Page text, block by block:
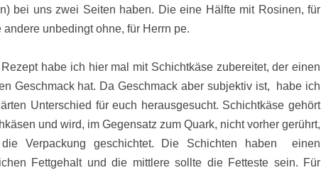
bei uns zwei Seiten haben. Die eine Hälfte mit Rosinen, für
andere unbedingt ohne, für Herrn pe.
habe ich hier mal mit Schichtkäse zubereitet, der einen
Geschmack hat. Da Geschmack aber subjektiv ist, habe ich
Unterschied für euch herausgesucht. Schichtkäse gehört
und wird, im Gegensatz zum Quark, nicht vorher gerührt,
Verpackung geschichtet. Die Schichten haben einen
Fettgehalt und die mittlere sollte die Fetteste sein. Für